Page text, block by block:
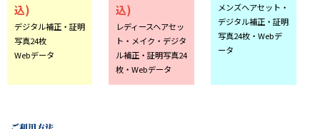
込)
デジタル補正・証明
写真24枚
Webデータ
込)
レディースヘアセッ
ト・メイク・デジタ
ル補正・証明写真24
枚・Webデータ
メンズヘアセット・
デジタル補正・証明
写真24枚・Webデ
ータ